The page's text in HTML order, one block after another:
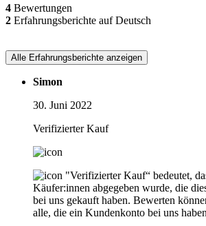
4 Bewertungen
2 Erfahrungsberichte auf Deutsch
Alle Erfahrungsberichte anzeigen
Simon
30. Juni 2022
Verifizierter Kauf
"Verifizierter Kauf“ bedeutet,
Käufer:innen abgegeben wurde, die
bei uns gekauft haben. Bewerten
alle, die ein Kundenkonto bei uns